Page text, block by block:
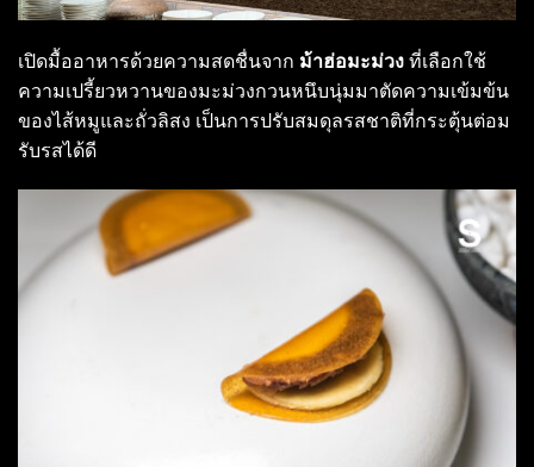
เปิดมื้ออาหารด้วยความสดชื่นจาก ม้าฮ่อมะม่วง ที่เลือกใช้
ความเปรี้ยวหวานของมะม่วงกวนหนึบนุ่มมาตัดความเข้มข้น
ของไส้หมูและถั่วลิสง เป็นการปรับสมดุลรสชาติที่กระตุ้นต่อม
รับรสได้ดี